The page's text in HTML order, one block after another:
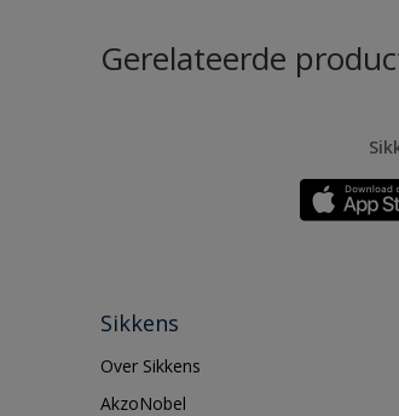
Gerelateerde
Sikkens
Over Sikkens
AkzoNobel